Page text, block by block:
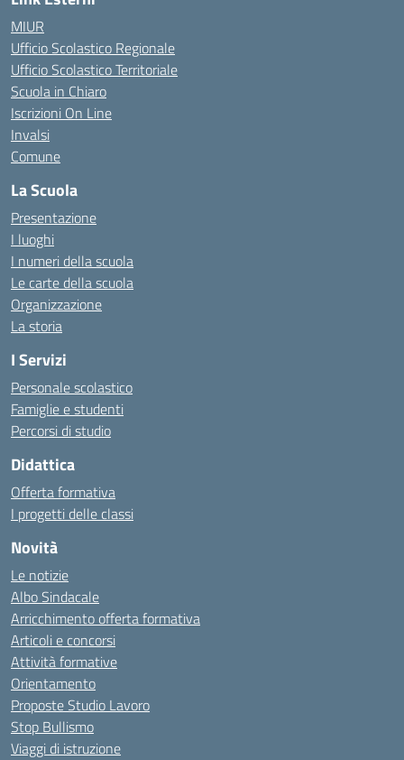
MIUR
Ufficio Scolastico Regionale
Ufficio Scolastico Territoriale
Scuola in Chiaro
Iscrizioni On Line
Invalsi
Comune
La Scuola
Presentazione
I luoghi
I numeri della scuola
Le carte della scuola
Organizzazione
La storia
I Servizi
Personale scolastico
Famiglie e studenti
Percorsi di studio
Didattica
Offerta formativa
I progetti delle classi
Novità
Le notizie
Albo Sindacale
Arricchimento offerta formativa
Articoli e concorsi
Attività formative
Orientamento
Proposte Studio Lavoro
Stop Bullismo
Viaggi di istruzione